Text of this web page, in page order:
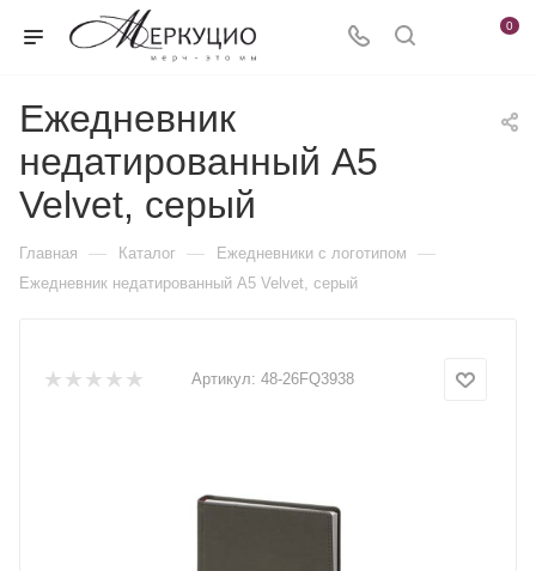
0
Ежедневник
недатированный А5
Velvet, серый
Главная — Каталог — Ежедневники c логотипом —
Ежедневник недатированный А5 Velvet, серый
Артикул: 48-26FQ3938